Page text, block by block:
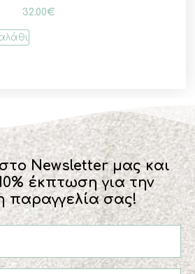
32.00€
Newsletter μας και
έκπτωση για την
παραγγελία σας!